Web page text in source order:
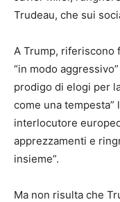
Trudeau, che sui
A Trump, riferiscono
“in modo
prodigo di elogi per
come una tempesta”
interlocutore
apprezzamenti e
insieme”.
Ma non risulta che